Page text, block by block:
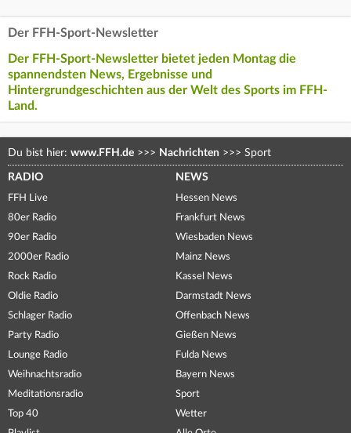
Der FFH-Sport-Newsletter
Der FFH-Sport-Newsletter bietet jeden Montag die
spannendsten News, Ergebnisse und
Hintergrundgeschichten aus der Welt des Sports im FFH-
Land.
Du bist hier: www.FFH.de >>> Nachrichten >>> Sport
RADIO
FFH Live
80er Radio
90er Radio
2000er Radio
Rock Radio
Oldie Radio
Schlager Radio
Party Radio
Lounge Radio
Weihnachtsradio
Meditationsradio
Top 40
NEWS
Hessen News
Frankfurt News
Wiesbaden News
Mainz News
Kassel News
Darmstadt News
Offenbach News
Gießen News
Fulda News
Bayern News
Sport
Wetter